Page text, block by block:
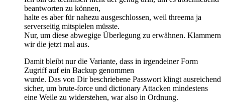
beantworten zu können,
halte es aber für nahezu ausgeschlossen, weil threema ja
serverseitig mitspielen müsste.
Nur, um diese abwegige Überlegung zu erwähnen. Klammern
wir die jetzt mal aus.
Damit bleibt nur die Variante, dass in irgendeiner Form
Zugriff auf ein Backup genommen
wurde. Das von Dir beschriebene Passwort klingt ausreichend
sicher, um brute-force und dictionary Attacken mindestens
eine Weile zu widerstehen, war also in Ordnung.